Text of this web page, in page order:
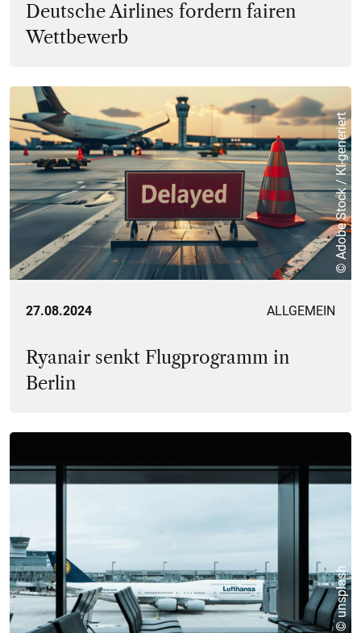
Deutsche Airlines fordern fairen
Wettbewerb
© Adobe Stock / KI-generiert
27.08.2024 ALLGEMEIN
Ryanair senkt Flugprogramm in
Berlin
© unsplash